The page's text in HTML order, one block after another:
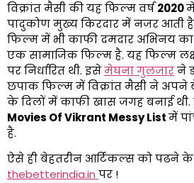
विक्रांत मैसी की यह फिल्म वर्ष2020
पादुकोण मुख्य किरदार में नजर आती
फिल्म में भी काफी दमदार अभिनय का
एक सामाजिक फिल्म है. यह फिल्म
पर निर्धारित थी. इसेमेघना गुलजारने
छपाक फिल्म में विक्रांत मैसी ने अपने
के दिलों में काफी खास जगह बनाई
Movies Of Vikrant Messy Listमें
है.
ऐसे ही बेहतरीन आर्टिकल्स को पढने
thebetterindia.in पर !